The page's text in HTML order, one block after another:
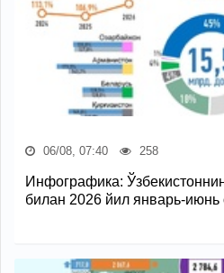
06/08, 07:40 258
Инфографика:
билан 2026 йил январь-июнь